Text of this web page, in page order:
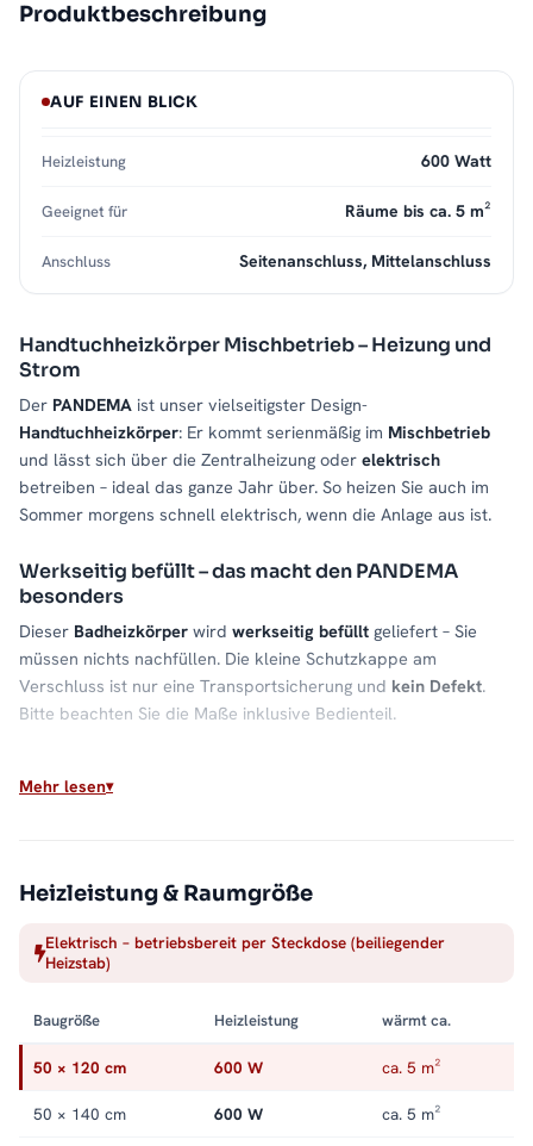
Produktbeschreibung
Handtuchheizkörper Mischbetrieb – Heizung und
Strom
Der PANDEMA ist unser vielseitigster Design-
Handtuchheizkörper: Er kommt serienmäßig im Mischbetrieb
und lässt sich über die Zentralheizung oder elektrisch
betreiben – ideal das ganze Jahr über. So heizen Sie auch im
Sommer morgens schnell elektrisch, wenn die Anlage aus ist.
Werkseitig befüllt – das macht den PANDEMA
besonders
Dieser Badheizkörper wird werkseitig befüllt geliefert – Sie
müssen nichts nachfüllen. Die kleine Schutzkappe am
Verschluss ist nur eine Transportsicherung und kein Defekt.
Bitte beachten Sie die Maße inklusive Bedienteil.
Fürkleine bis mittelgroße Bäder. DankSeiten- und
Mittelanschluss
Wärme und Komfort im Bad
mit echtem Alltagskomfort: vorgewärmte Handtücher, ein
AUF EINEN BLICK
Heizleistung 600 Watt
Geeignet für Räume bis ca. 5 m²
Anschluss Seitenanschluss, Mittelanschluss
Mehr lesen
Heizleistung & Raumgröße
Elektrisch – betriebsbereit per Steckdose (beiliegender
Heizstab)
Baugröße Heizleistung wärmt ca.
50 × 120 cm 600 W ca. 5 m²
50 × 140 cm 600 W ca. 5 m²